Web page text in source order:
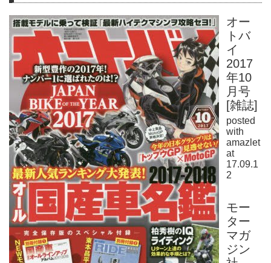
オー
トバ
イ
2017
年10
月号
[雑誌]
posted
with
amazlet
at
17.09.1
2
モー
ター
マガ
ジン